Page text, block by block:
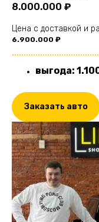
8.000.000 ₽
Цена с доставкой и
6.900.000 ₽
выгода:
Заказать авто